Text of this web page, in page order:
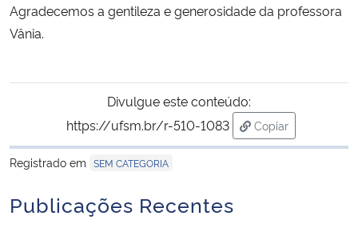
Ministério do Turismo
Ministério da Mulher, da Família e dos Direitos Humanos
Secretaria de Governo
Agradecemos a gentileza e generosidade da professora
Vânia.
Divulgue este conteúdo:
https://ufsm.br/r-510-1083
Copiar
para área de
Registrado em SEM CATEGORIA
Publicações Recentes